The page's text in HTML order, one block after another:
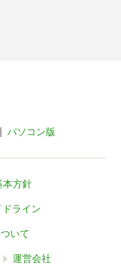
パソコン版
本方針
ライン
いて
運営会社